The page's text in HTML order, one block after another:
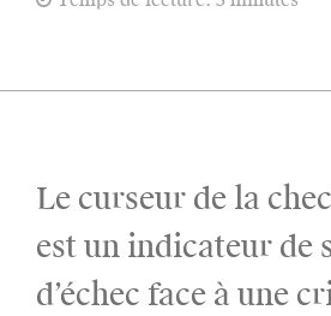
Le curseur de la
est un indicateur de
d’échec face à une